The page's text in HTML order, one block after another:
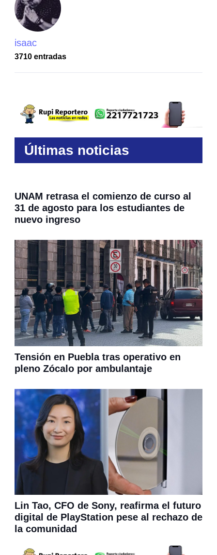
isaac
3710 entradas
Últimas noticias
UNAM retrasa el comienzo de curso al
31 de agosto para los estudiantes de
nuevo ingreso
Tensión en Puebla tras operativo en
pleno Zócalo por ambulantaje
Lin Tao, CFO de Sony, reafirma el futuro
digital de PlayStation pese al rechazo de
la comunidad